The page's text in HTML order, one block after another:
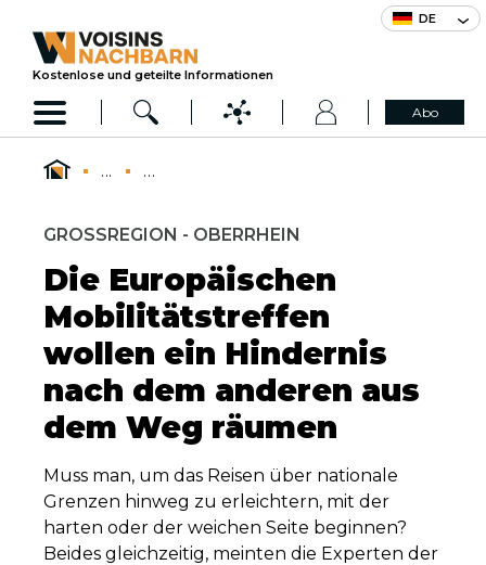
DE
Kostenlose und geteilte Informationen
Abo
... ...
GROSSREGION - OBERRHEIN
Die Europäischen
Mobilitätstreffen
wollen ein Hindernis
nach dem anderen aus
dem Weg räumen
Muss man, um das Reisen über nationale
Grenzen hinweg zu erleichtern, mit der
harten oder der weichen Seite beginnen?
Beides gleichzeitig, meinten die Experten der